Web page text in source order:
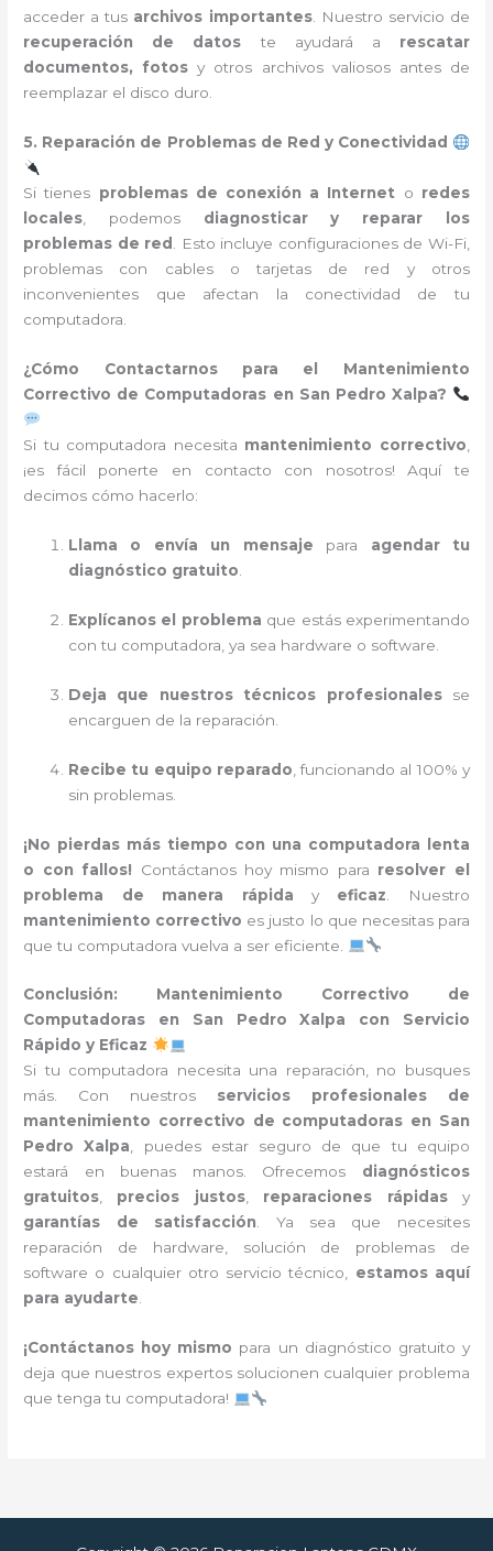
acceder a tus archivos importantes. Nuestro servicio de
recuperación de datos te ayudará a rescatar
documentos, fotos y otros archivos valiosos antes de
reemplazar el disco duro.
5. Reparación de Problemas de Red y Conectividad
Si tienes problemas de conexión a Internet o redes
locales, podemos diagnosticar y reparar los
problemas de red . Esto incluye configuraciones de Wi-Fi,
problemas con cables o tarjetas de red y otros
inconvenientes que afectan la conectividad de tu
computadora.
¿Cómo Contactarnos para el Mantenimiento
Correctivo de Computadoras en San Pedro Xalpa?
Si tu computadora necesita mantenimiento correctivo
¡es fácil ponerte en contacto con nosotros! Aquí te
decimos cómo hacerlo:
Llama o envía un mensaje para agendar tu
diagnóstico gratuito
Explícanos el problema que estás experimentando
con tu computadora, ya sea hardware o software.
Deja que nuestros técnicos profesionalesse
encarguen de la reparación.
Recibe tu equipo reparado , funcionando al 100% y
sin problemas.
¡No pierdas más tiempo con una computadora lenta
o con fallos! Contáctanos hoy mismo para resolver el
problema de manera rápida y eficaz . Nuestro
mantenimiento correctivo es justo lo que necesitas para
que tu computadora vuelva a ser eficiente.
Conclusión: Mantenimiento Correctivo de
Computadoras en San Pedro Xalpa con Servicio
Rápido y Eficaz
Si tu computadora necesita una reparación, no busques
más. Con nuestros servicios profesionales de
mantenimiento correctivo de computadoras en San
Pedro Xalpa, puedes estar seguro de que tu equipo
estará en buenas manos. Ofrecemos diagnósticos
gratuitos, precios justos, reparaciones rápidasy
garantías de satisfacción. Ya sea que necesites
reparación de hardware, solución de problemas de
software o cualquier otro servicio técnico, estamos aquí
para ayudarte.
¡Contáctanos hoy mismo para un diagnóstico gratuito y
deja que nuestros expertos solucionen cualquier problema
que tenga tu computadora!